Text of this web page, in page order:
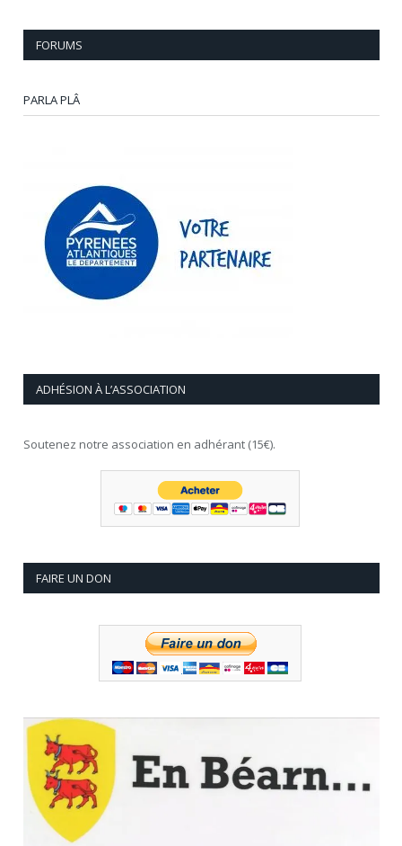
FORUMS
PARLA PLÂ
ADHÉSION À L’ASSOCIATION
Soutenez notre association en adhérant (15€).
FAIRE UN DON